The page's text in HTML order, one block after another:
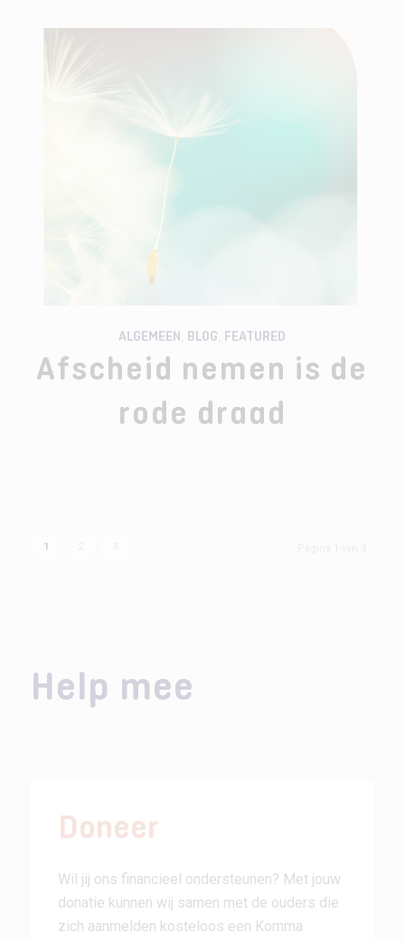
ALGEMEEN BLOG FEATURED
Afscheid nemen is de
rode draad
1
Help mee
Doneer
Wil jij ons financieel ondersteunen? Met jouw
donatie kunnen wij samen met de ouders die
zich aanmelden kosteloos een Komma